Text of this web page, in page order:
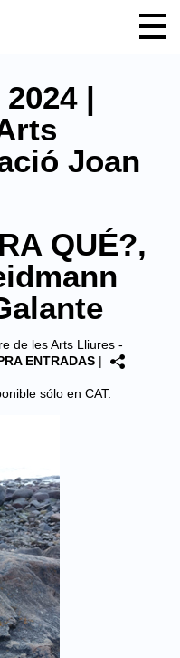
|
Joan
QUÉ?,
de les Arts Lliures -
ENTRADAS |
sólo en CAT.